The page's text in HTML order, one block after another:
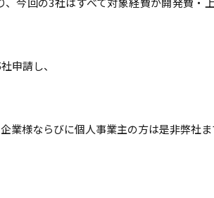
申請し、
業様ならびに個人事業主の方は是非弊社ま